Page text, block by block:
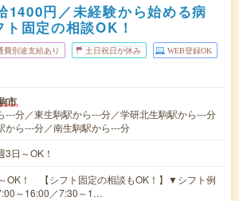
1400円／未経験から始める病
固定の相談OK！
費別途支給あり 土日祝日が休み WEB登録OK
市
---分／東生駒駅から---分／学研北生駒駅から---分
から---分／南生駒駅から---分
3日～OK！
OK！ 【シフト固定の相談もOK！】▼シフト例
～16:00／7:30～1…